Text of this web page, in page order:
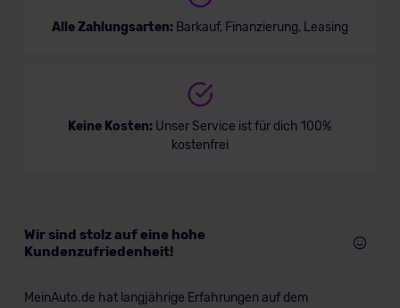
Alle Zahlungsarten: Barkauf, Finanzierung, Leasing
Keine Kosten: Unser Service ist für dich 100%
kostenfrei
Wir sind stolz auf eine hohe
Kundenzufriedenheit!
MeinAuto.de hat langjährige Erfahrungen auf dem